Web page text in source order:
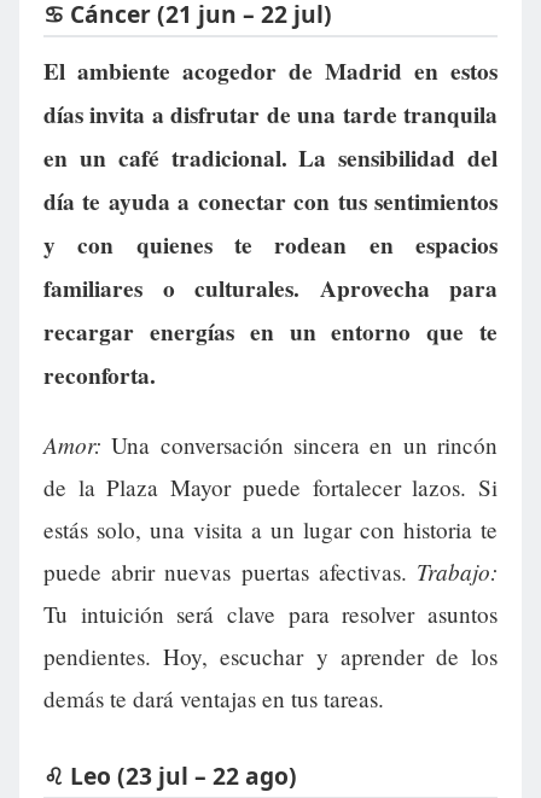
♋ Cáncer (21 jun – 22 jul)
El ambiente acogedor de Madrid en estos
días invita a disfrutar de una tarde tranquila
en un café tradicional. La sensibilidad del
día te ayuda a conectar con tus sentimientos
y con quienes te rodean en espacios
familiares o culturales. Aprovecha para
recargar energías en un entorno que te
reconforta.
Amor: Una conversación sincera en un rincón
de la Plaza Mayor puede fortalecer lazos. Si
estás solo, una visita a un lugar con historia te
puede abrir nuevas puertas afectivas. Trabajo:
Tu intuición será clave para resolver asuntos
pendientes. Hoy, escuchar y aprender de los
demás te dará ventajas en tus tareas.
♌ Leo (23 jul – 22 ago)